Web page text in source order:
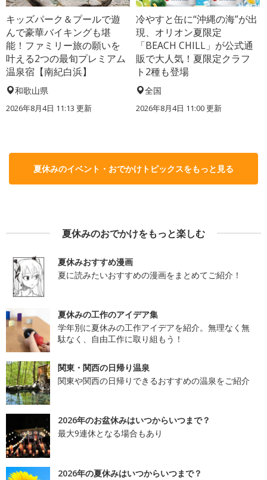
キッズパーク＆プールで遊
んで豪華バイキングも堪
能！ファミリー旅の願いを
叶える2つの最旬プレミアム
温泉宿【南紀白浜】
和歌山県
2026年8月4日 11:13 更新
冷やすと缶に“沖縄の海”が出
現、オリオン夏限定
「BEACH CHILL」が公式通
販で大人気！夏限定クラフ
ト2種も登場
全国
2026年8月4日 11:00更新
夏休みのイベント・おでかけトピックスをもっと見る
夏休みのおでかけをもっと楽しむ
夏休みおすすめ漫画
夏に読みたいおすすめの漫画をまとめてご紹介！
夏休みの工作のアイデア集
学年別に夏休みの工作アイデアを紹介。無理なく無
駄なく、自由工作に取り組もう！
関東・関西の日帰り温泉
関東や関西の日帰りできるおすすめの温泉をご紹介
2026年のお盆休みはいつからいつまで？
最大9連休となる場合もあり
2026年の夏休みはいつからいつまで？